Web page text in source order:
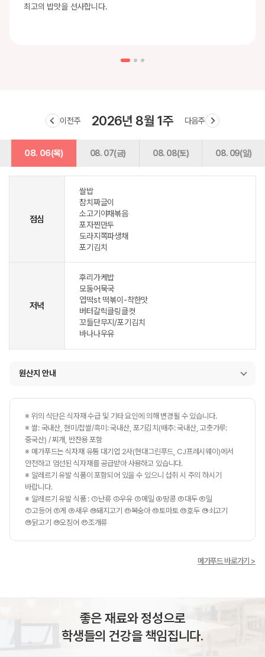
최고의 밥맛을 선사합니다.
이전주 2026년 8월 1주 다음주
08. 06(목) 08. 07(금) 08. 08(토) 08. 09(일)
점심
쌀밥
참치짜글이
소고기야채볶음
포자찐만두
도라지쪽파생채
포기김치
저녁
후리가케밥
모둠어묵국
엽떡st 떡볶이-착한맛
버터갈릭클링클컷
꼬들단무지/포기김치
바나나우유
원산지 안내
※ 위의 식단은 식자재 수급 및 기타 요인에 의해 변경될 수 있습니다.
※ 쌀: 국내산, 현미/찹쌀/흑미: 국내산, 포기김치(배추: 국내산, 고춧가루:
중국산) / 찌개, 반찬용 포함
※ 메가푸드는 식자재 유통 대기업 2사(현대그린푸드, CJ프레시웨이)에서
안전하고 엄선된 식자재를 공급받아 사용하고 있습니다.
※ 알레르기 유발 식품이 포함되어 있을 수 있으니 섭취 시 주의 하시기
바랍니다.
※ 알레르기 유발 식품 : ①난류 ②우유 ③메밀 ④땅콩 ⑤대두 ⑥밀
⑦고등어 ⑧게 ⑨새우 ⑩돼지고기 ⑪복숭아 ⑫토마토 ⑬호두 ⑭쇠고기
⑮닭고기 ⑯오징어 ⑰조개류
메가푸드 바로가기 >
좋은 재료와 정성으로
학생들의 건강을 책임집니다.